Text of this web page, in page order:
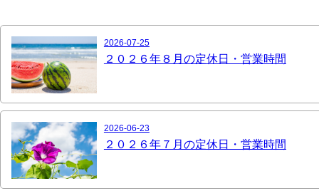
2026-07-25
２０２６年８月の定休日・営業時間
2026-06-23
２０２６年７月の定休日・営業時間